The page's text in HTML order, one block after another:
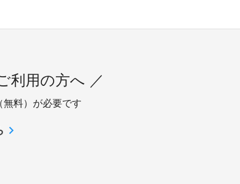
利用の方へ ／
無料）が必要です